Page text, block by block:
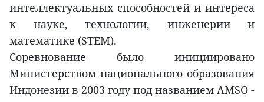
интеллектуальных способностей и интереса
к науке, технологии, инженерии и
математике (STEM).
Соревнование было инициировано
Министерством национального образования
Индонезии в 2003 году под названием AMSO -